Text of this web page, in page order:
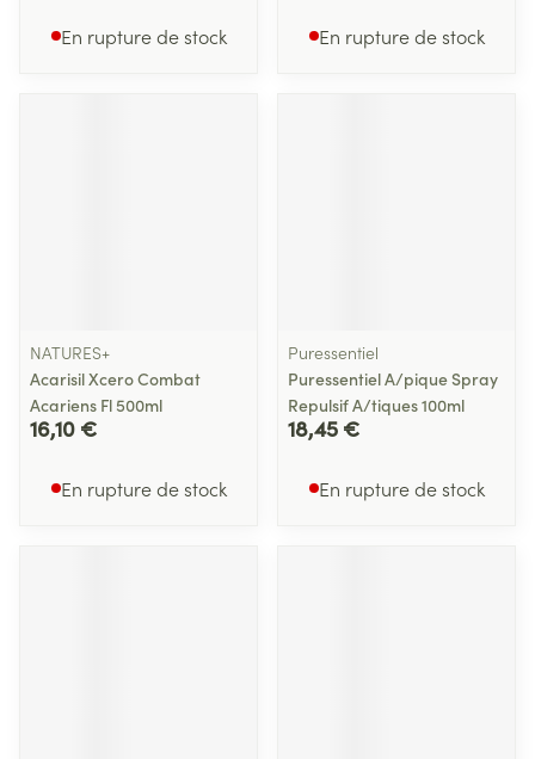
En rupture de stock En rupture de stock
NATURES+
Acarisil Xcero Combat
Acariens Fl 500ml
16,10 €
En rupture de stock
Puressentiel
Puressentiel A/pique Spray
Repulsif A/tiques 100ml
18,45 €
En rupture de stock